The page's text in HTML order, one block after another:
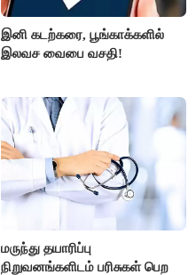
இனி கடற்கரை, பூங்காக்களில்
இலவச வைபை வசதி!
மருந்து தயாரிப்பு
நிறுவனங்களிடம் பரிசுகள் பெற